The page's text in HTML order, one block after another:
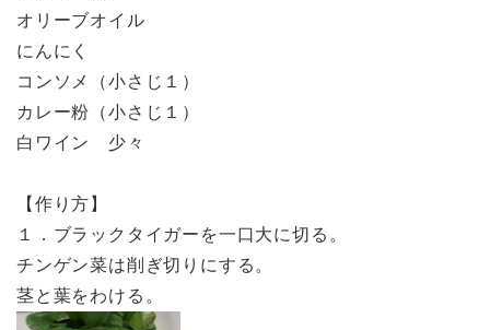
オリーブオイル
にんにく
コンソメ（小さじ１）
カレー粉（小さじ１）
白ワイン 少々
【作り方】
１．ブラックタイガーを一口大に切る。
チンゲン菜は削ぎ切りにする。
茎と葉をわける。